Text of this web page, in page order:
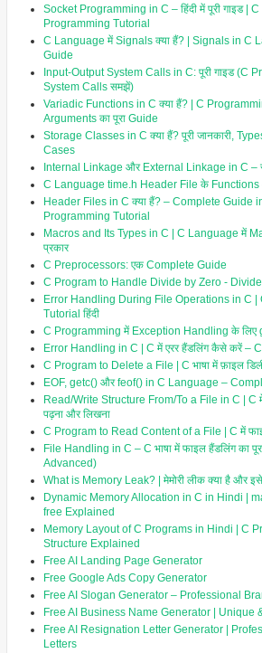
Socket Programming in C – हिंदी में पूरी गाइड |
Programming Tutorial
C Language में Signals क्या हैं? | Signals in C
Guide
Input-Output System Calls in C: पूरी गाइड (C
System Calls समझें)
Variadic Functions in C क्या हैं? | C
Arguments का पूरा Guide
Storage Classes in C क्या हैं? पूरी जानकारी,
Cases
Internal Linkage और External Linkage in C –
C Language time.h Header File के
Header Files in C क्या हैं? – Complete Guide
Programming Tutorial
Macros and Its Types in C | C Language में
प्रकार
C Preprocessors: एक Complete Guide
C Program to Handle Divide by Zero - Divide
Error Handling During File Operations in C |
Tutorial हिंदी
C Programming में Exception Handling के लिए
Error Handling in C | C में एरर हैंडलिंग कैसे करें –
C Program to Delete a File | C भाषा में फ़ाइल
EOF, getc() और feof() in C Language –
Read/Write Structure From/To a File in C | C
पढ़ना और लिखना
C Program to Read Content of a File | C में
File Handling in C – C भाषा में फाइल हैंडलिंग का
Advanced)
What is Memory Leak? | मेमोरी लीक क्या है और
Dynamic Memory Allocation in C in Hindi |
free Explained
Memory Layout of C Programs in Hindi | C
Structure Explained
Free AI Landing Page Generator
Free Google Ads Copy Generator
Free AI Slogan Generator – Professional
Free AI Business Name Generator | Unique
Free AI Resignation Letter Generator |
Letters